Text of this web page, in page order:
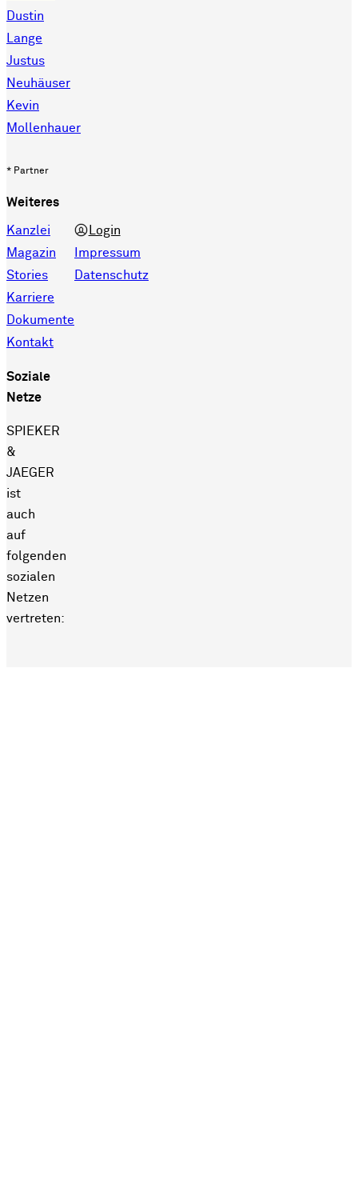
Dustin
Lange
Justus
Neuhäuser
Kevin
Mollenhauer
* Partner
Weiteres
Kanzlei
Magazin
Stories
Karriere
Dokumente
Kontakt
Login
Impressum
Datenschutz
Soziale
Netze
SPIEKER
&
JAEGER
ist
auch
auf
folgenden
sozialen
Netzen
vertreten: